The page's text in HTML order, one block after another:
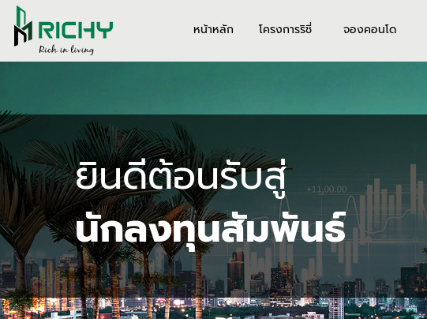
หน้าหลัก โครงการริชี่ จองคอนโด
ยินดีต้อนรับสู่
นักลงทุนสัมพันธ์